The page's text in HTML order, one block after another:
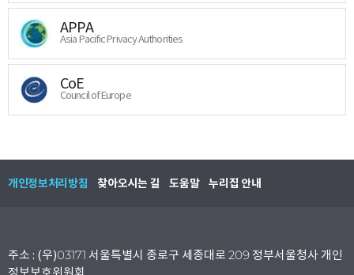
APPA
Asia Pacific Privacy Authorities
CoE
Council of Europe
개인정보처리방침 찾아오시는 길 도움말 누리집 안내
주소 : (우)03171 서울특별시 종로구 세종대로 209 정부서울청사 개인
정보보호위원회